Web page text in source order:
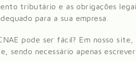
tributário e as obrigações
para a sua empresa.
pode ser fácil? Em nosso
sendo necessário apenas